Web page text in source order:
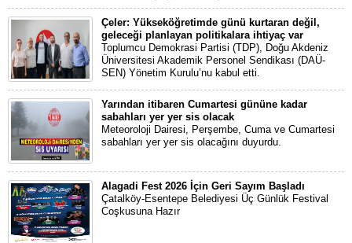
Çeler: Yükseköğretimde günü kurtaran değil,
geleceği planlayan politikalara ihtiyaç var
Toplumcu Demokrasi Partisi (TDP), Doğu Akdeniz
Üniversitesi Akademik Personel Sendikası (DAÜ-
SEN) Yönetim Kurulu’nu kabul etti.
Yarından itibaren Cumartesi gününe kadar
sabahları yer yer sis olacak
Meteoroloji Dairesi, Perşembe, Cuma ve Cumartesi
sabahları yer yer sis olacağını duyurdu.
Alagadi Fest 2026 İçin Geri Sayım Başladı
Çatalköy-Esentepe Belediyesi Üç Günlük Festival
Coşkusuna Hazır